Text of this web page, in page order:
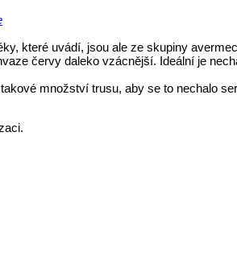
které uvádí, jsou ale ze skupiny
červy daleko vzácnější. Ideální je
množství trusu, aby se to nechalo